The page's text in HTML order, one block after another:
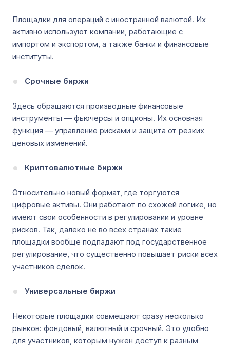
Площадки для операций с иностранной валютой. Их
активно используют компании, работающие с
импортом и экспортом, а также банки и финансовые
институты.
Срочные биржи
Здесь обращаются производные финансовые
инструменты — фьючерсы и опционы. Их основная
функция — управление рисками и защита от резких
ценовых изменений.
Криптовалютные биржи
Относительно новый формат, где торгуются
цифровые активы. Они работают по схожей логике, но
имеют свои особенности в регулировании и уровне
рисков. Так, далеко не во всех странах такие
площадки вообще подпадают под государственное
регулирование, что существенно повышает риски всех
участников сделок.
Универсальные биржи
Некоторые площадки совмещают сразу несколько
рынков: фондовый, валютный и срочный. Это удобно
для участников, которым нужен доступ к разным